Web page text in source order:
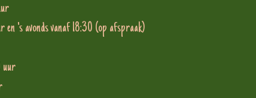
tot 14:00 uur
en 's avonds vanaf 18:30 (op afspraak)
Gesloten
tot 14:00 uur
tot 14:00 uur